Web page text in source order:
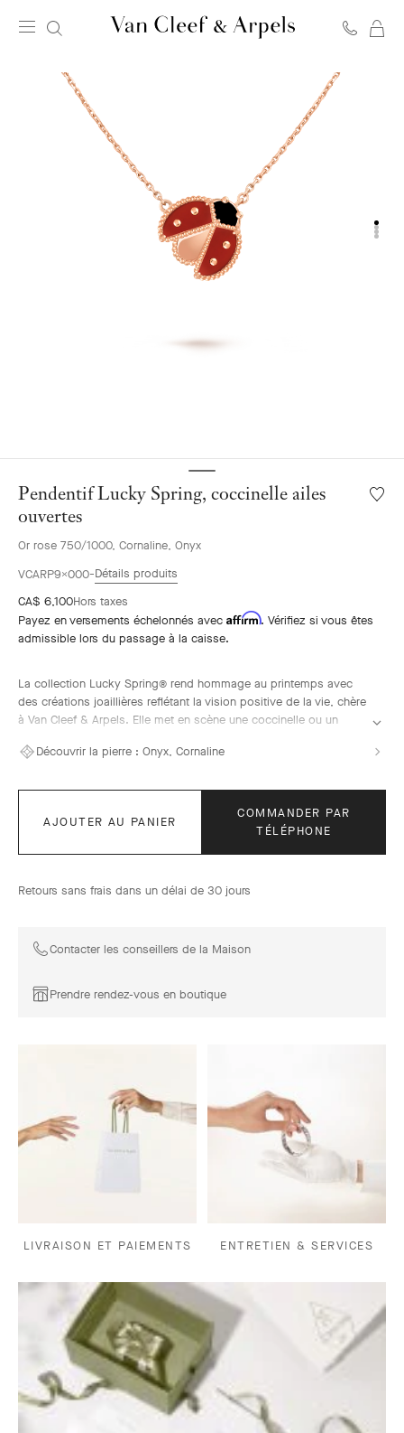
Pendentif Lucky Spring, coccinelle ailes
ouvertes
Or rose 750/1000, Cornaline, Onyx
Liste
ailes
VCARP9X000 Détails produits
CA$ 6,100Hors taxes
Payez en versements échelonnés avec Affirm. Vérifiez si vous êtes
admissible lors du passage à la caisse.
La collection Lucky Spring® rend hommage au printemps avec
des créations joaillières reflétant la vision positive de la vie, chère
à Van Cleef & Arpels. Elle met en scène une coccinelle ou un
d’un feuillage délicat.
Découvrir la pierre : Onyx, Cornaline
AJOUTER AU PANIER
COMMANDER PAR
TÉLÉPHONE
Retours sans frais dans un délai de 30 jours
Contacter les conseillers de la Maison
Prendre rendez-vous en boutique
LIVRAISON ET PAIEMENTS ENTRETIEN & SERVICES